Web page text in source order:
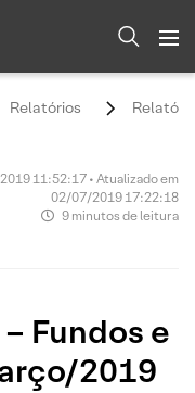
Relatórios
11:52:17 • Atualizado em
02/07/2019 17:22:18
9 minutos de leitura
Fundos e
2019